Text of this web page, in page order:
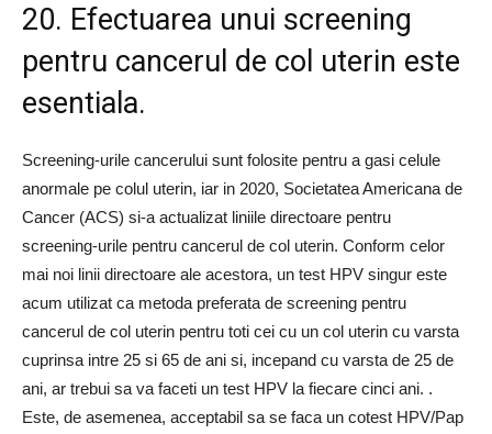
20. Efectuarea unui screening
pentru cancerul de col uterin este
esentiala.
Screening-urile cancerului sunt folosite pentru a gasi celule
anormale pe colul uterin, iar in 2020, Societatea Americana de
Cancer (ACS) si-a actualizat liniile directoare pentru
screening-urile pentru cancerul de col uterin. Conform celor
mai noi linii directoare ale acestora, un test HPV singur este
acum utilizat ca metoda preferata de screening pentru
cancerul de col uterin pentru toti cei cu un col uterin cu varsta
cuprinsa intre 25 si 65 de ani si, incepand cu varsta de 25 de
ani, ar trebui sa va faceti un test HPV la fiecare cinci ani. .
Este, de asemenea, acceptabil sa se faca un cotest HPV/Pap